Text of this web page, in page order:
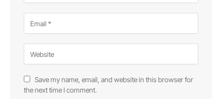
Save my name, email, and website in this browser for
the next time I comment.